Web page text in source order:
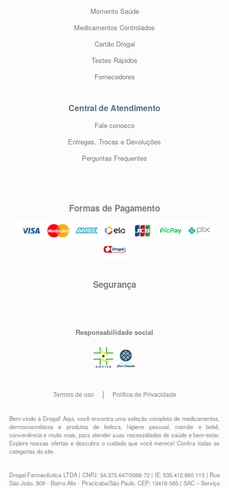
Momento Saúde
Medicamentos Controlados
Cartão Drogal
Testes Rápidos
Fornecedores
Central de Atendimento
Fale conosco
Entregas, Trocas e Devoluções
Perguntas Frequentes
Formas de Pagamento
Segurança
Responsabilidade social
Termos de uso Política de Privacidade
Bem-vindo à Drogal! Aqui, você encontra uma seleção completa demedicamentos
dermocosméticos e produtos de beleza,higiene pessoal,mamãe e bebê
conveniênciae muito mais, para atender suas necessidades de saúde e bem-estar.
Explore nossas ofertas e descubra o cuidado que você merece!Confira todas as
categorias do site.
Drogal Farmacêutica LTDA | CNPJ: 54.375.647/0066-72 | IE: 535.412.860.113 | Rua
São João, 909 - Bairro Alto - Piracicaba/São Paulo, CEP: 13416-585 | SAC – Serviço